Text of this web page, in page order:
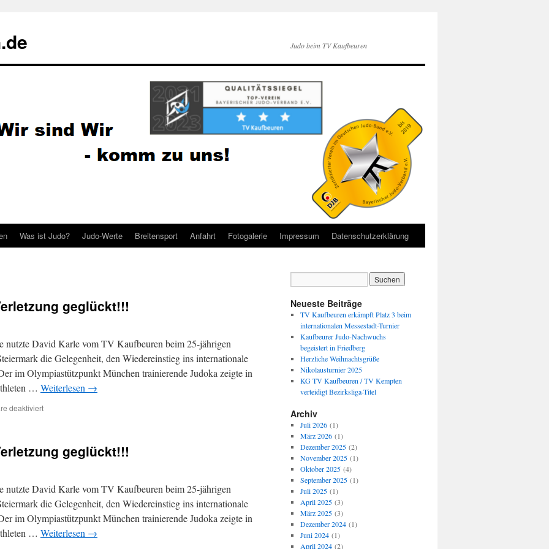
Judo beim TV Kaufbeuren
Was ist Judo? Judo-Werte Breitensport Anfahrt Fotogalerie Impressum Datenschutzerklärung
geglückt!!!
nutzte David Karle vom TV Kaufbeuren beim 25-jährigen
die Gelegenheit, den Wiedereinstieg ins internationale
im Olympiastützpunkt München trainierende Judoka zeigte in
… Weiterlesen →
deaktiviertfür
geglückt!!!geglückt!!!
nutzte David Karle vom TV Kaufbeuren beim 25-jährigen
die Gelegenheit, den Wiedereinstieg ins internationale
im Olympiastützpunkt München trainierende Judoka zeigte in
… Weiterlesen →
Neueste Beiträge
TV Kaufbeuren erkämpft Platz 3 beim
internationalen Messestadt-Turnier
Kaufbeurer Judo-Nachwuchs
begeistert in Friedberg
Herzliche Weihnachtsgrüße
Nikolausturnier 2025
KG TV Kaufbeuren / TV Kempten
verteidigt Bezirksliga-Titel
Archiv
Juli 2026(1)
März 2026(1)
Dezember 2025(2)
November 2025(1)
Oktober 2025(4)
September 2025(1)
Juli 2025(1)
April 2025(3)
März 2025(3)
Dezember 2024(1)
Juni 2024(1)
April 2024(2)